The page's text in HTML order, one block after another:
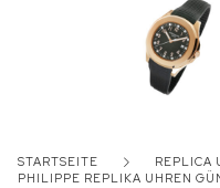
STARTSEITE REPLICA
PHILIPPE REPLIKA UHREN